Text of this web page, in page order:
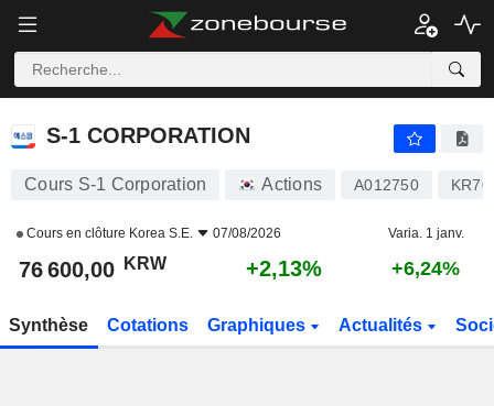
S-1 CORPORATION
S-1 CORPORATION
Cours S-1 Corporation Actions A012750
Cours en clôture Korea S.E. 07/08/2026 Varia. 1 janv.
76 600,00 KRW +2,13% +6,24%
Synthèse Cotations Graphiques Actualités